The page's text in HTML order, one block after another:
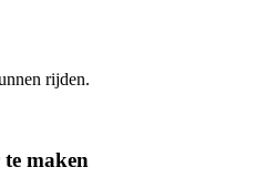
rijden.
maken